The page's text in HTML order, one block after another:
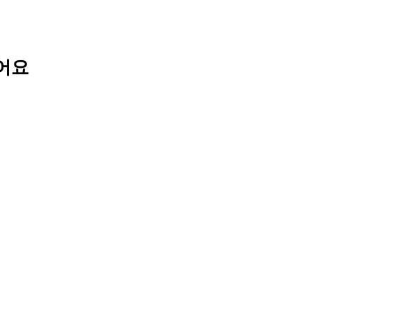
요